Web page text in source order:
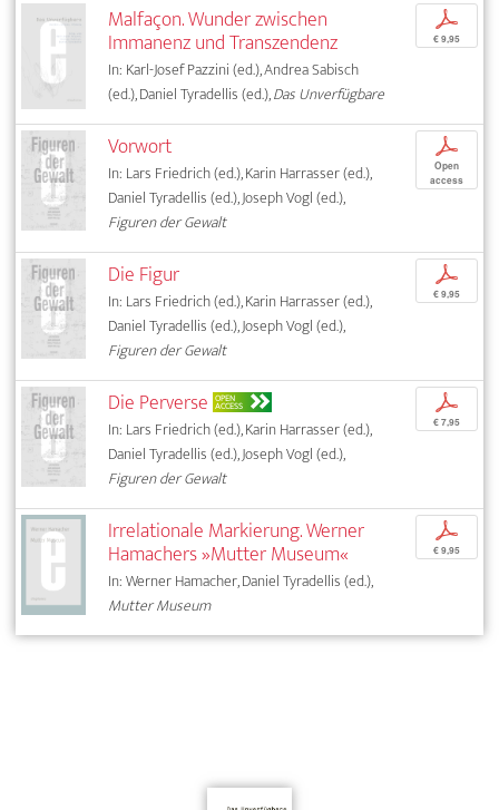
Malfaçon. Wunder zwischen
Immanenz und Transzendenz
In: Karl-Josef Pazzini (ed.), Andrea Sabisch
(ed.), Daniel Tyradellis (ed.),Das Unverfügbare
p
€ 9,95
Vorwort
In: Lars Friedrich (ed.), Karin Harrasser (ed.),
Daniel Tyradellis (ed.), Joseph Vogl (ed.),
Figuren der Gewalt
p
Open
access
Die Figur
In: Lars Friedrich (ed.), Karin Harrasser (ed.),
Daniel Tyradellis (ed.), Joseph Vogl (ed.),
Figuren der Gewalt
p
€ 9,95
Die Perverse OPEN
ACCESS
In: Lars Friedrich (ed.), Karin Harrasser (ed.),
Daniel Tyradellis (ed.), Joseph Vogl (ed.),
Figuren der Gewalt
p
€ 7,95
Irrelationale Markierung. Werner
Hamachers »Mutter Museum«
In: Werner Hamacher, Daniel Tyradellis (ed.),
Mutter Museum
p
€ 9,95